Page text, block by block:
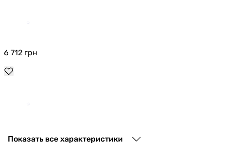
6 712 грн
2 700
Показать все характеристики